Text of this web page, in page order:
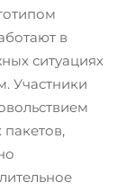
в
ситуациях
Участники